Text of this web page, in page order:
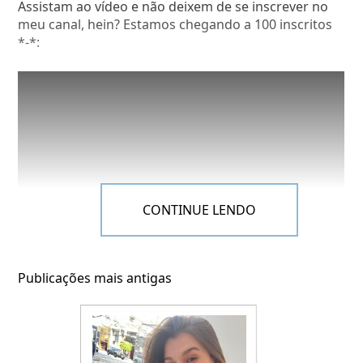
Fiz um vídeo que eu amei em homenagem ao
(brinquedos que eu gosto).
dia:
Assistam ao vídeo e não deixem de se inscrever no
meu canal, hein? Estamos chegando a 100 inscritos
*-*:
Perguntas da Tag:
CONTINUE LENDO
Navegação
Publicações mais antigas